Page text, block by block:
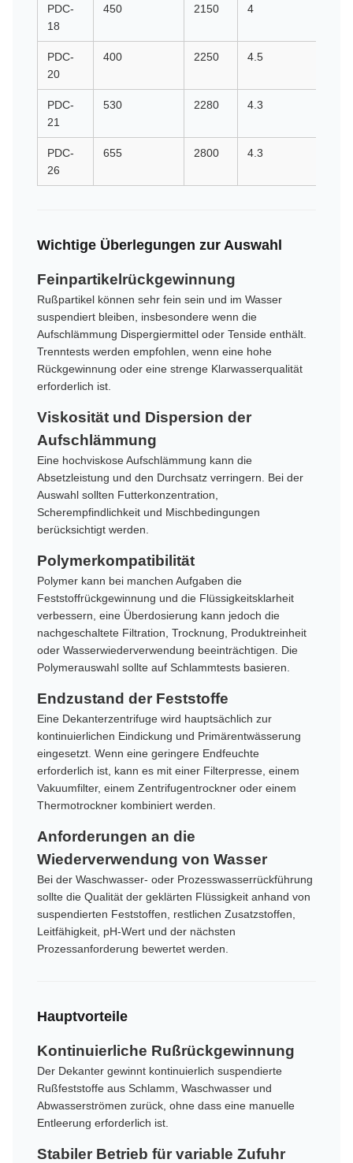
PDC-
18
450 2150 4
PDC-
20
400 2250 4.5
PDC-
21
530 2280 4.3
PDC-
26
655 2800 4.3
Wichtige Überlegungen zur Auswahl
Feinpartikelrückgewinnung
Rußpartikel können sehr fein sein und im Wasser
suspendiert bleiben, insbesondere wenn die
Aufschlämmung Dispergiermittel oder Tenside enthält.
Trenntests werden empfohlen, wenn eine hohe
Rückgewinnung oder eine strenge Klarwasserqualität
erforderlich ist.
Viskosität und Dispersion der
Aufschlämmung
Eine hochviskose Aufschlämmung kann die
Absetzleistung und den Durchsatz verringern. Bei der
Auswahl sollten Futterkonzentration,
Scherempfindlichkeit und Mischbedingungen
berücksichtigt werden.
Polymerkompatibilität
Polymer kann bei manchen Aufgaben die
Feststoffrückgewinnung und die Flüssigkeitsklarheit
verbessern, eine Überdosierung kann jedoch die
nachgeschaltete Filtration, Trocknung, Produktreinheit
oder Wasserwiederverwendung beeinträchtigen. Die
Polymerauswahl sollte auf Schlammtests basieren.
Endzustand der Feststoffe
Eine Dekanterzentrifuge wird hauptsächlich zur
kontinuierlichen Eindickung und Primärentwässerung
eingesetzt. Wenn eine geringere Endfeuchte
erforderlich ist, kann es mit einer Filterpresse, einem
Vakuumfilter, einem Zentrifugentrockner oder einem
Thermotrockner kombiniert werden.
Anforderungen an die
Wiederverwendung von Wasser
Bei der Waschwasser- oder Prozesswasserrückführung
sollte die Qualität der geklärten Flüssigkeit anhand von
suspendierten Feststoffen, restlichen Zusatzstoffen,
Leitfähigkeit, pH-Wert und der nächsten
Prozessanforderung bewertet werden.
Hauptvorteile
Kontinuierliche Rußrückgewinnung
Der Dekanter gewinnt kontinuierlich suspendierte
Rußfeststoffe aus Schlamm, Waschwasser und
Abwasserströmen zurück, ohne dass eine manuelle
Entleerung erforderlich ist.
Stabiler Betrieb für variable Zufuhr